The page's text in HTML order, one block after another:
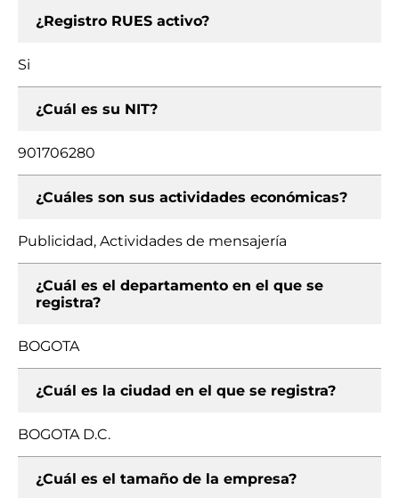
¿Registro RUES activo?
Si
¿Cuál es su NIT?
901706280
¿Cuáles son sus actividades económicas?
Publicidad, Actividades de mensajería
¿Cuál es el departamento en el que se
registra?
BOGOTA
¿Cuál es la ciudad en el que se registra?
BOGOTA D.C.
¿Cuál es el tamaño de la empresa?